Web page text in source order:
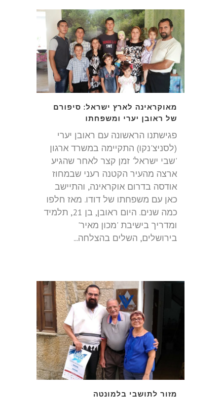
מאוקראינה לארץ ישראל: סיפורם
של ראובן יערי ומשפחתו
פגישתנו הראשונה עם ראובן יערי
(לסניצ'נקו) התקיימה במשרד ארגון
'שבי ישראל' זמן קצר לאחר שהגיע
ארצה מהעיר הקטנה רעני שבמחוז
אודסה בדרום אוקראינה, והתיישב
כאן עם משפחתו של דודו. מאז חלפו
כמה שנים. היום ראובן, בן 21, תלמיד
ומדריך בישיבת 'מכון מאיר'
בירושלים, השלים בהצלחה...
מזור לתושבי בלמונטה